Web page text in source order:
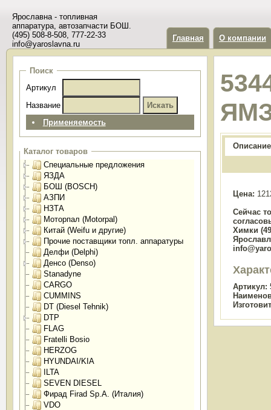
Ярославна - топливная
аппаратура, автозапчасти БОШ.
(495) 508-8-508, 777-22-33
info@yaroslavna.ru
Главная О компании
Поиск
Артикул
Название
Применяемость
Каталог товаров
Специальные предложения
ЯЗДА
БОШ (BOSCH)
АЗПИ
НЗТА
Моторпал (Motorpal)
Китай (Weifu и другие)
Прочие поставщики топл. аппаратуры
Делфи (Delphi)
Денсо (Denso)
Stanadyne
CARGO
CUMMINS
DT (Diesel Tehnik)
DTP
FLAG
Fratelli Bosio
HERZOG
HYUNDAI/KIA
ILTA
SEVEN DIESEL
Фирад Firad Sp.A. (Италия)
VDO
Описание
Цена:
Сейчас
Химки
Артикул: